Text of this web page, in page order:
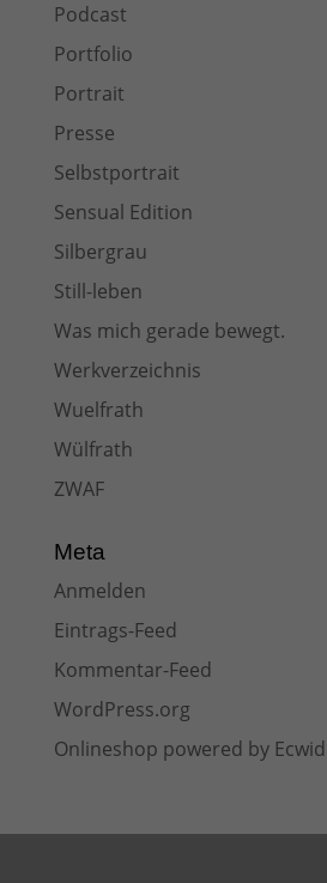
Podcast
Portfolio
Portrait
Presse
Selbstportrait
Sensual Edition
Silbergrau
Still-leben
Was mich gerade bewegt.
Werkverzeichnis
Wuelfrath
Wülfrath
ZWAF
Meta
Anmelden
Eintrags-Feed
Kommentar-Feed
WordPress.org
Onlineshop powered by Ecwid